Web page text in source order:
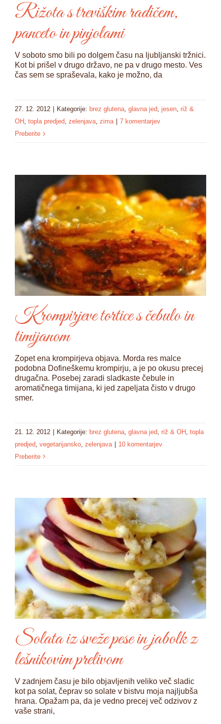
Rižota s treviškim radičem,
panceto in pinjolami
V soboto smo bili po dolgem času na ljubljanski tržnici.
Kot bi prišel v drugo državo, ne pa v drugo mesto. Ves
čas sem se spraševala, kako je možno, da
27. 12. 2012 Kategorije: brez glutena, glavna jed, jesen, riž &
OH , topla predjed, zelenjava, zima
7 komentarjev
Preberite
Krompirjeve tortice s čebulo in
timijanom
Zopet ena krompirjeva objava. Morda res malce
podobna Dofineškemu krompirju, a je po okusu precej
drugačna. Posebej zaradi sladkaste čebule in
aromatičnega timijana, ki jed zapeljata čisto v drugo
smer.
21. 12. 2012 Kategorije: brez glutena glavna jed riž & OH
topla
predjed vegetarijansko zelenjava
10 komentarjev
Preberite
Solata iz sveže pese in jabolk z
lešnikovim prelivom
V zadnjem času je bilo objavljenih veliko več sladic
kot pa solat, čeprav so solate v bistvu moja najljubša
hrana. Opažam pa, da je vedno precej več odzivov z
vaše strani,